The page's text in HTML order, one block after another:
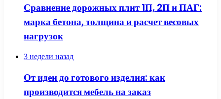
Сравнение дорожных плит 1П, 2П и ПАГ:
марка бетона, толщина и расчет весовых
нагрузок
3 недели назад
От идеи до готового изделия: как
производится мебель на заказ